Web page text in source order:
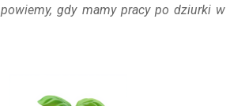
powiemy, gdy mamy pracy po dziurki w